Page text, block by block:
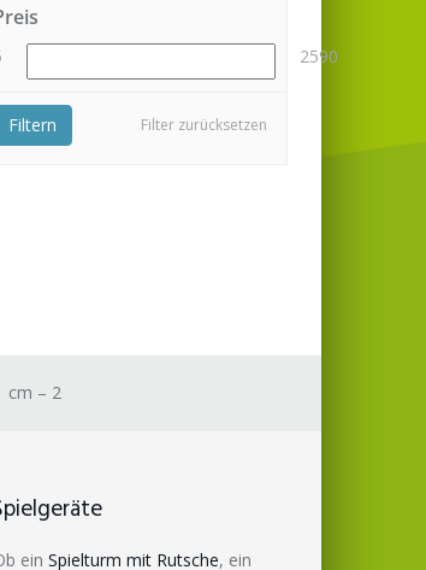
2590
Filter zurücksetzen
Filtern
cm – 2
ein Spielturm mit Rutsche, ein